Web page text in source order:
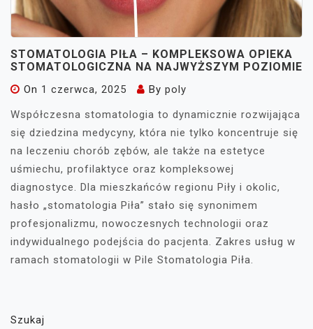
STOMATOLOGIA PIŁA – KOMPLEKSOWA OPIEKA
STOMATOLOGICZNA NA NAJWYŻSZYM POZIOMIE
On 1 czerwca, 2025 By poly
Współczesna stomatologia to dynamicznie rozwijająca
się dziedzina medycyny, która nie tylko koncentruje się
na leczeniu chorób zębów, ale także na estetyce
uśmiechu, profilaktyce oraz kompleksowej
diagnostyce. Dla mieszkańców regionu Piły i okolic,
hasło „stomatologia Piła” stało się synonimem
profesjonalizmu, nowoczesnych technologii oraz
indywidualnego podejścia do pacjenta. Zakres usług w
ramach stomatologii w Pile Stomatologia Piła.
Szukaj